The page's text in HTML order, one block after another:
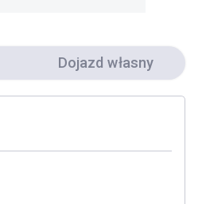
Dojazd własny